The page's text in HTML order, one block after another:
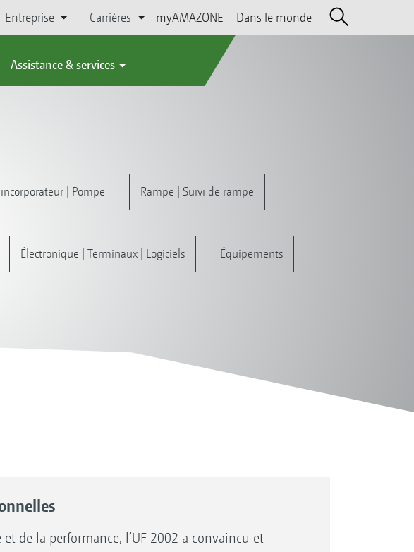
Entreprise Carrières myAMAZONE Dans le monde
Assistance & services
| Pompe Rampe | Suivi de rampe
Électronique | Terminaux | Logiciels Équipements
de la performance, l’UF 2002 a convaincu et